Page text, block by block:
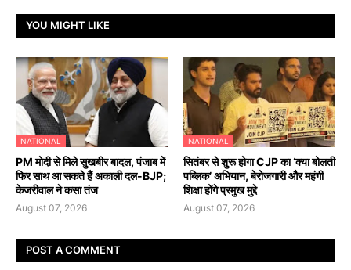
YOU MIGHT LIKE
NATIONAL
PM मोदी से मिले सुखबीर बादल, पंजाब में
फिर साथ आ सकते हैं अकाली दल-BJP;
केजरीवाल ने कसा तंज
August 07, 2026
NATIONAL
सितंबर से शुरू होगा CJP का ‘क्या बोलती
पब्लिक’ अभियान, बेरोजगारी और महंगी
शिक्षा होंगे प्रमुख मुद्दे
August 07, 2026
POST A COMMENT